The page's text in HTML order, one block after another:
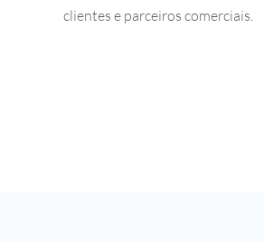
clientes e parceiros comerciais.